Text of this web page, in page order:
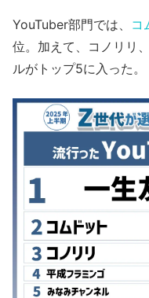
YouTuber部門では、 コ
位。加えて、コノリリ、
ルがトップ5に入った。